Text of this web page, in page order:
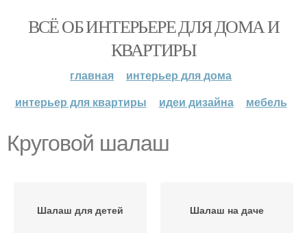
ВСЁ ОБ ИНТЕРЬЕРЕ ДЛЯ ДОМА И
КВАРТИРЫ
главная
интерьер для дома
интерьер для квартиры
идеи дизайна мебель
Круговой шалаш
Шалаш для детей Шалаш на даче